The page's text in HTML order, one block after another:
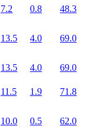
7.2 0.8
48.3
13.5 4.0 69.0
13.5 4.0
69.0
11.5 1.9 71.8
10.0 0.5 62.0